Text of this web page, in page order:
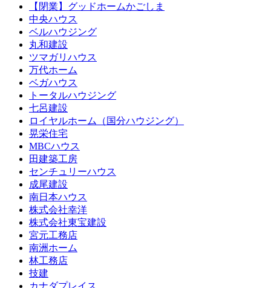
【閉業】グッドホームかごしま
中央ハウス
ベルハウジング
丸和建設
ツマガリハウス
万代ホーム
ベガハウス
トータルハウジング
七呂建設
ロイヤルホーム（国分ハウジング）
晃栄住宅
MBCハウス
田建築工房
センチュリーハウス
成尾建設
南日本ハウス
株式会社幸洋
株式会社東宝建設
宮元工務店
南洲ホーム
林工務店
技建
カナダプレイス